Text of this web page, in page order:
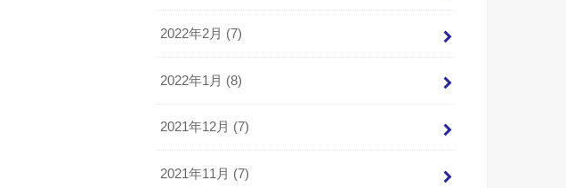
2022年2月 (7)
2022年1月 (8)
2021年12月 (7)
2021年11月 (7)